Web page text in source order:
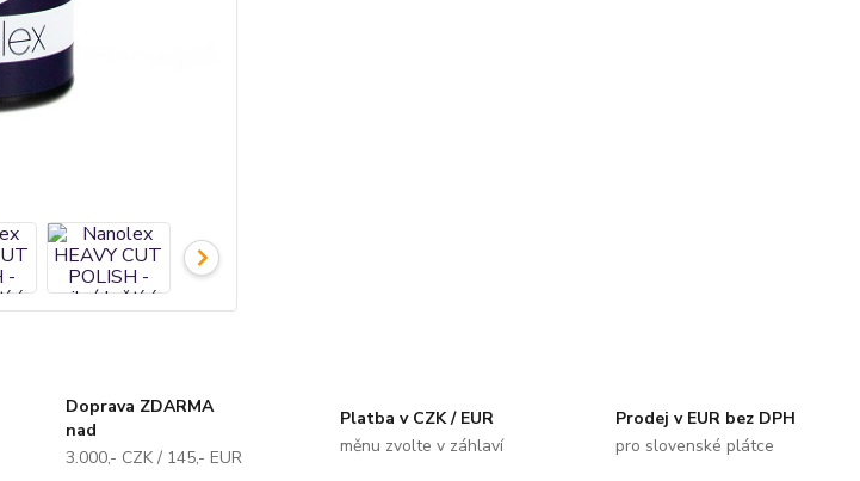
Doprava ZDARMA
nad
3.000,- CZK / 145,- EUR
Platba v CZK / EUR
měnu zvolte v záhlaví
Prodej v EUR bez DPH
pro slovenské plátce